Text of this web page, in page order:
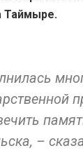
Таймыре.
–